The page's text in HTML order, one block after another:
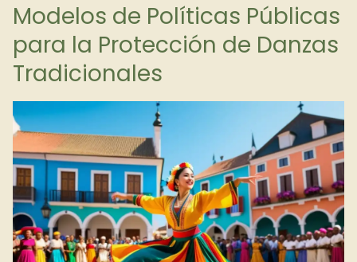
Modelos de Políticas Públicas
para la Protección de Danzas
Tradicionales